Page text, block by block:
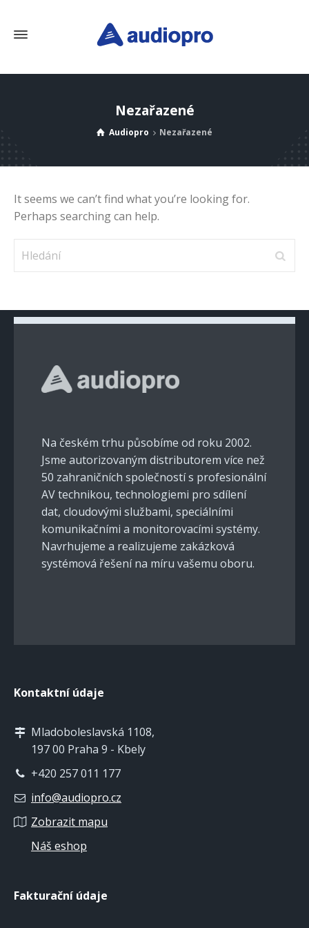
Nezařazené
Audiopro Nezařazené
It seems we can’t find what you’re looking for.
Perhaps searching can help.
Na českém trhu působíme od roku 2002.
Jsme autorizovaným distributorem více než
50 zahraničních společností s profesionální
AV technikou, technologiemi pro sdílení
dat, cloudovými službami, speciálními
komunikačními a monitorovacími systémy.
Navrhujeme a realizujeme zakázková
systémová řešení na míru vašemu oboru.
Kontaktní údaje
Mladoboleslavská 1108,
197 00 Praha 9 - Kbely
+420 257 011 177
info@audiopro.cz
Zobrazit mapu
Náš eshop
Fakturační údaje